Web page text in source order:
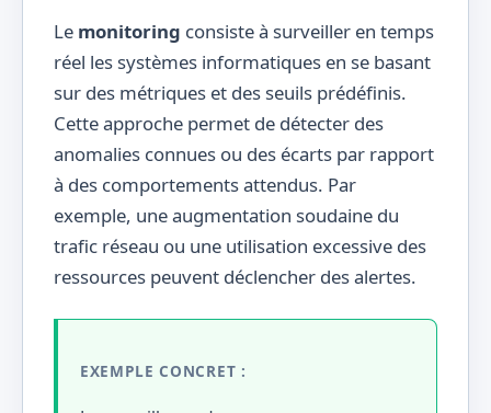
Le monitoring consiste à surveiller en temps
réel les systèmes informatiques en se basant
sur des métriques et des seuils prédéfinis.
Cette approche permet de détecter des
anomalies connues ou des écarts par rapport
à des comportements attendus. Par
exemple, une augmentation soudaine du
trafic réseau ou une utilisation excessive des
ressources peuvent déclencher des alertes.
EXEMPLE CONCRET :